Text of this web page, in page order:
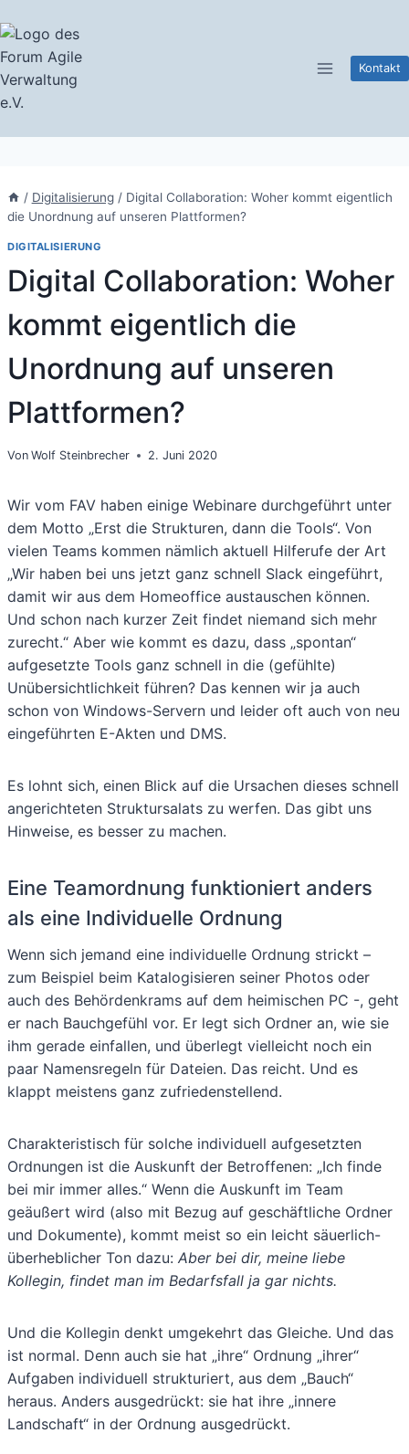
Inhalt
springen
Kontakt
/ Digitalisierung / Digital Collaboration: Woher kommt eigentlich
die Unordnung auf unseren Plattformen?
DIGITALISIERUNG
Digital Collaboration: Woher
kommt eigentlich die
Unordnung auf unseren
Plattformen?
Von Wolf Steinbrecher 2. Juni 2020
Wir vom FAV haben einige Webinare durchgeführt unter
dem Motto „Erst die Strukturen, dann die Tools“. Von
vielen Teams kommen nämlich aktuell Hilferufe der Art
„Wir haben bei uns jetzt ganz schnell Slack eingeführt,
damit wir aus dem Homeoffice austauschen können.
Und schon nach kurzer Zeit findet niemand sich mehr
zurecht.“ Aber wie kommt es dazu, dass „spontan“
aufgesetzte Tools ganz schnell in die (gefühlte)
Unübersichtlichkeit führen? Das kennen wir ja auch
schon von Windows-Servern und leider oft auch von neu
eingeführten E-Akten und DMS.
Es lohnt sich, einen Blick auf die Ursachen dieses schnell
angerichteten Struktursalats zu werfen. Das gibt uns
Hinweise, es besser zu machen.
Eine Teamordnung funktioniert anders
als eine Individuelle Ordnung
Wenn sich jemand eine individuelle Ordnung strickt –
zum Beispiel beim Katalogisieren seiner Photos oder
auch des Behördenkrams auf dem heimischen PC -, geht
er nach Bauchgefühl vor. Er legt sich Ordner an, wie sie
ihm gerade einfallen, und überlegt vielleicht noch ein
paar Namensregeln für Dateien. Das reicht. Und es
klappt meistens ganz zufriedenstellend.
Charakteristisch für solche individuell aufgesetzten
Ordnungen ist die Auskunft der Betroffenen: „Ich finde
bei mir immer alles.“ Wenn die Auskunft im Team
geäußert wird (also mit Bezug auf geschäftliche Ordner
und Dokumente), kommt meist so ein leicht säuerlich-
überheblicher Ton dazu: Aber bei dir, meine liebe
Kollegin, findet man im Bedarfsfall ja gar nichts.
Und die Kollegin denkt umgekehrt das Gleiche. Und das
ist normal. Denn auch sie hat „ihre“ Ordnung „ihrer“
Aufgaben individuell strukturiert, aus dem „Bauch“
heraus. Anders ausgedrückt: sie hat ihre „innere
Landschaft“ in der Ordnung ausgedrückt.